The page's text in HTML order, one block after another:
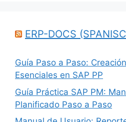
ERP-DOCS
Guía Paso a Paso:
Esenciales en SAP PP
Guía Práctica SAP PM:
Planificado Paso a Paso